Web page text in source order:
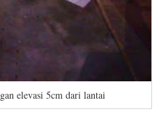
elevasi 5cm dari lantai